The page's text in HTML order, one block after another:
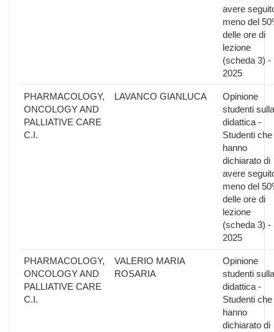
avere
meno del
delle ore di
lezione
(scheda 3) -
2025
PHARMACOLOGY,
ONCOLOGY AND
PALLIATIVE CARE
C.I.
LAVANCO GIANLUCA
Opinione
studenti sulla
didattica -
Studenti che
hanno
dichiarato di
avere
meno del
delle ore di
lezione
(scheda 3) -
2025
PHARMACOLOGY,
ONCOLOGY AND
PALLIATIVE CARE
C.I.
VALERIO MARIA
ROSARIA
Opinione
studenti sulla
didattica -
Studenti che
hanno
dichiarato di